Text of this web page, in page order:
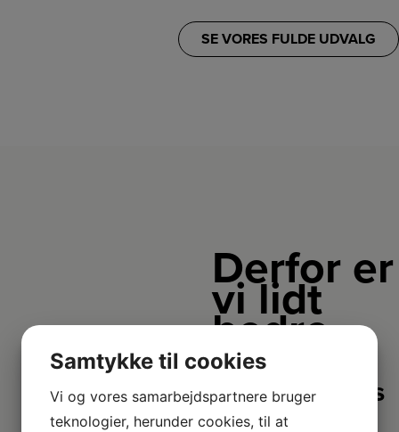
SE VORES FULDE UDVALG
Derfor er
vi lidt
bedre
2+2 års
garanti
Samtykke til cookies
Vi og vores samarbejdspartnere bruger
teknologier, herunder cookies, til at